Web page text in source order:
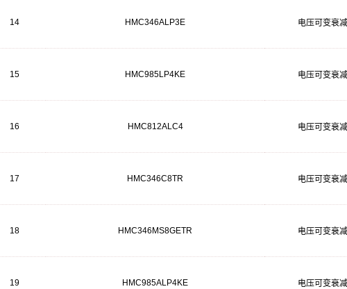
14 HMC346ALP3E 电压可变衰
15 HMC985LP4KE 电压可变衰
16 HMC812ALC4 电压可变衰
17 HMC346C8TR 电压可变衰
18 HMC346MS8GETR 电压可变衰
19 HMC985ALP4KE 电压可变衰